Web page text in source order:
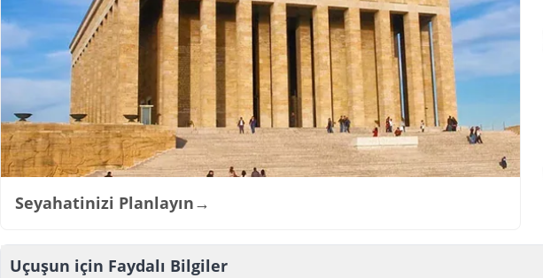
Seyahatinizi Planlayın→
Uçuşun için Faydalı Bilgiler